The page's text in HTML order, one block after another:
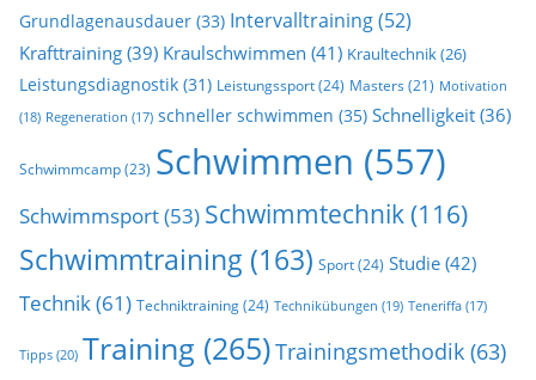
Grundlagenausdauer (33) Intervalltraining(52)
Krafttraining (39) Kraulschwimmen (41) Kraultechnik(26)
Leistungsdiagnostik (31) Leistungssport(24) Masters (21) Motivation
(18) Regeneration (17) schneller schwimmen (35) Schnelligkeit (36)
Schwimmcamp(23) Schwimmen (557)
Schwimmsport(53) Schwimmtechnik(116)
Schwimmtraining (163) Sport(24) Studie (42)
Technik(61) Techniktraining(24) Technikübungen (19) Teneriffa (17)
Tipps (20) Training (265)Trainingsmethodik (63)